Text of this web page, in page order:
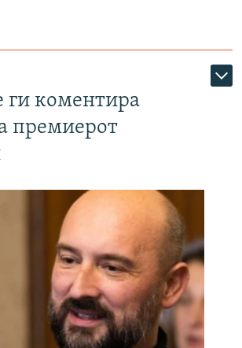
ги коментира
премиерот